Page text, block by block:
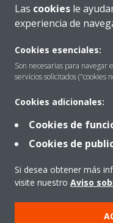
Quiénes somos
Destacados
Contactar con Daikin
Las cookies le
experiencia de
Cookies esenciales:
Son necesarias para
servicios solicitados ("cookies
Cookies adicionales:
Cookies de
Cookies de
Si desea obtener más
visite nuestro Aviso